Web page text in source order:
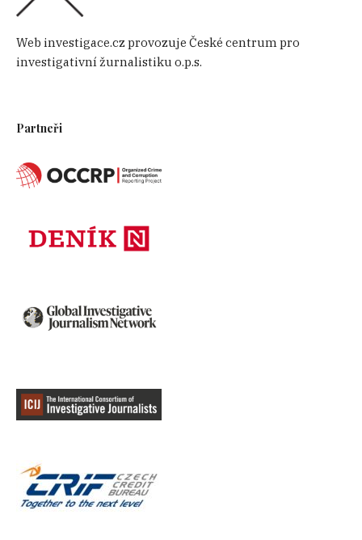
Web investigace.cz provozuje České centrum pro
investigativní žurnalistiku o.p.s.
Partneři